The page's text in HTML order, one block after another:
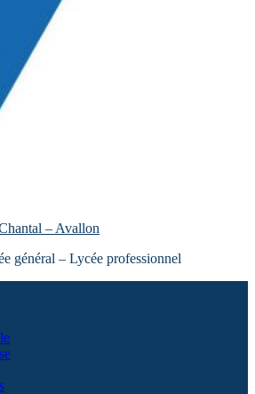
– Avallon
général – Lycée professionnel